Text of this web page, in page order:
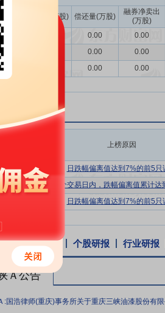
了相对完整的工业涂料产品体系。
局数据显示，全年国内生产总值
和化学制品制造业利润下降7.30%。全国
产和供应业）同比下降2.20%。 报告期
施投资规模均下降，涂料行业发展承压。
名民族品牌。作为国有控股企业中生产
于桥梁、钢结构、船舶等领域及国家重
工业漆系列产品在国内影响力名列前茅
知名品牌垄断，产品完全覆盖C2-C5各
产基地合计年产量达7.5万吨。公司以西
部形成全国营销辐射网络。公司依托西
”三级拓展体系，实现全国多个省份市场
营收贡献，通过“直销体系攻坚+分销网
区为突破支点，采用“标杆企业定制开
锁定高价值客户群体。公司通过动态化
局，以系统性布局持续提升全国市场渗
蔚蓝时代是国家重点研发计划“高端功能
、布料等载体结合，可为不同应用场景
股) 卖出量(万股) 偿还量(万股)
融券净卖出
(万股)
0.00 0.00
0.00 0.00
0.00 0.00
上榜原因
日跌幅偏离值达到7%的前5只
连续三个交易日内，跌幅偏离值累计达
日跌幅偏离值达到7%的前5只
公告 互动易 个股研报 行业研报
Ａ公告